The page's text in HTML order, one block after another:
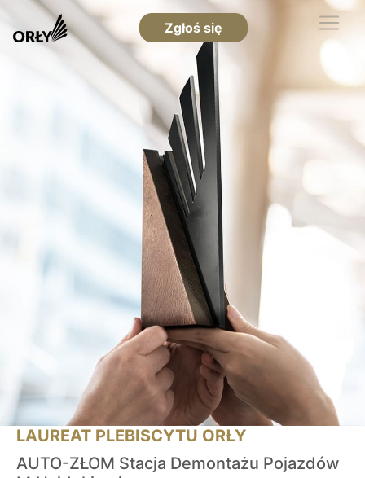
Zgłoś się
LAUREAT PLEBISCYTU ORŁY
AUTO-ZŁOM Stacja Demontażu Pojazdów